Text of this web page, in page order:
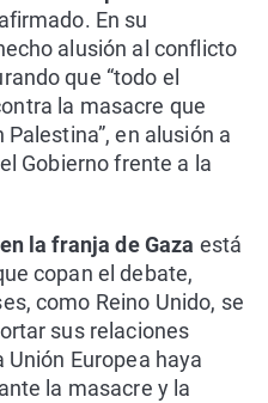
En su
alusión al conflicto
que “todo el
la masacre que
en alusión a
Gobierno frente a la
la franja de Gaza está
copan el debate,
como Reino Unido, se
sus relaciones
Europea haya
la masacre y la